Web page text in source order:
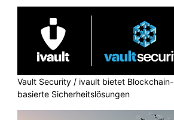
Vault Security / ivault bietet Blockchain-
basierte Sicherheitslösungen